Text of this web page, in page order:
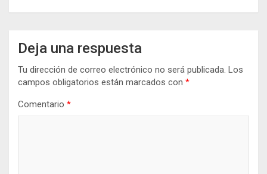
Deja una respuesta
Tu dirección de correo electrónico no será publicada. Los
campos obligatorios están marcados con *
Comentario *